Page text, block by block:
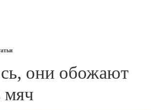
они обожают
мяч